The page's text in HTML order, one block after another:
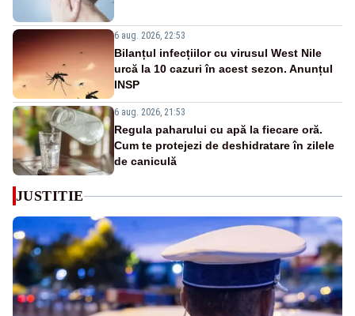
6 aug. 2026, 22:53
Bilanțul infecțiilor cu virusul West Nile
urcă la 10 cazuri în acest sezon. Anunțul
INSP
6 aug. 2026, 21:53
Regula paharului cu apă la fiecare oră.
Cum te protejezi de deshidratare în zilele
de caniculă
JUSTITIE